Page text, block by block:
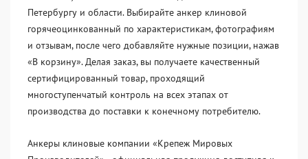
Петербургу и области. Выбирайте анкер клиновой
горячеоцинкованный по характеристикам, фотографиям
и отзывам, после чего добавляйте нужные позиции, нажав
«В корзину». Делая заказ, вы получаете качественный
сертифицированный товар, проходящий
многоступенчатый контроль на всех этапах от
производства до поставки к конечному потребителю.
Анкеры клиновые компании «Крепеж Мировых